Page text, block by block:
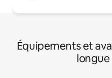
Équipements et